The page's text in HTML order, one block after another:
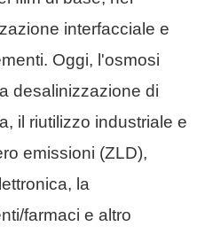
interfacciale e
Oggi, l'osmosi
desalinizzazione di
il riutilizzo industriale e
emissioni (ZLD),
la
farmaci e altro